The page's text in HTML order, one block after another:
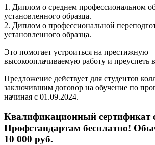
1. Диплом о среднем профессиональном
установленного образца.
2. Диплом о профессиональной
установленного образца.
Это помогает устроиться на престижную
высокооплачиваемую работу и преуспеть
Предложение действует для студентов
заключившим договор на обучение по
начиная с 01.09.2024.
Квалификационный сертификат
Профстандартам бесплатно!
10 000 руб.